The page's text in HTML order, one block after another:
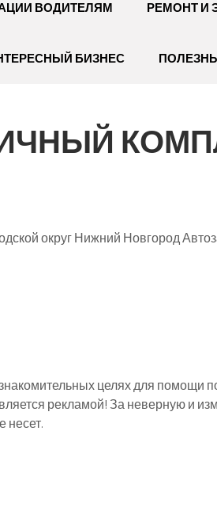
ВОДИТЕЛЯМ РЕМОНТ И
БИЗНЕС
округ Нижний Новгород
целях для помощи
рекламой! За неверную и
несет.